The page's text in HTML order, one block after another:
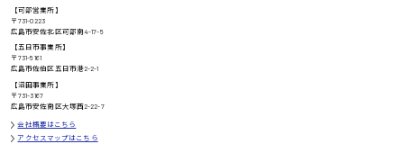
鳥取県
【可部営業所】
〒731-0223
広島市安佐北区可部南4-17-5
【五日市事業所】
〒731-5161
広島市佐伯区五日市港2-2-1
【沼田事業所】
〒731-3167
広島市安佐南区大塚西2-22-7
会社概要はこちら
アクセスマップはこちら